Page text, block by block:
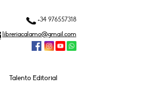
+34 976557318
libreriacalamo@gmail.com
Talento Editorial